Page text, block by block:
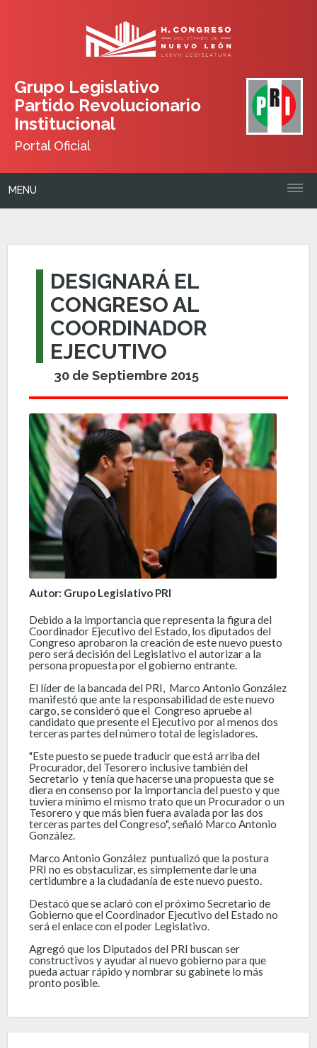
Grupo Legislativo
Partido Revolucionario
Institucional
Portal Oficial
MENU
DESIGNARÁ EL
CONGRESO AL
COORDINADOR
EJECUTIVO
30 de Septiembre 2015
Autor: Grupo Legislativo PRI
Debido a la importancia que representa la figura del
Coordinador Ejecutivo del Estado, los diputados del
Congreso aprobaron la creación de este nuevo puesto
pero será decisión del Legislativo el autorizar a la
persona propuesta por el gobierno entrante.
El líder de la bancada del PRI, Marco Antonio González
manifestó que ante la responsabilidad de este nuevo
cargo, se consideró que el Congreso apruebe al
candidato que presente el Ejecutivo por al menos dos
terceras partes del número total de legisladores.
"Este puesto se puede traducir que está arriba del
Procurador, del Tesorero inclusive también del
Secretario y tenía que hacerse una propuesta que se
diera en consenso por la importancia del puesto y que
tuviera mínimo el mismo trato que un Procurador o un
Tesorero y que más bien fuera avalada por las dos
terceras partes del Congreso", señaló Marco Antonio
González.
Marco Antonio González puntualizó que la postura
PRI no es obstaculizar, es simplemente darle una
certidumbre a la ciudadanía de este nuevo puesto.
Destacó que se aclaró con el próximo Secretario de
Gobierno que el Coordinador Ejecutivo del Estado no
será el enlace con el poder Legislativo.
Agregó que los Diputados del PRI buscan ser
constructivos y ayudar al nuevo gobierno para que
pueda actuar rápido y nombrar su gabinete lo más
pronto posible.